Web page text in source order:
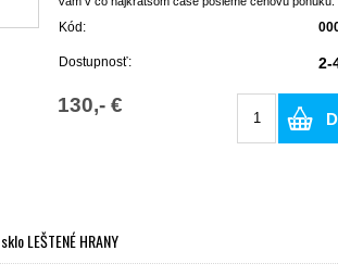
Kód:
Dostupnosť: 2-
130,- €
LEŠTENÉ HRANY